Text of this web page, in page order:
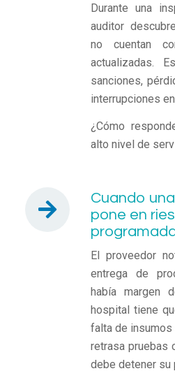
Durante una
auditor
no cuentan
actualizadas.
sanciones,
interrupciones
¿Cómo
alto nivel de
Cuando
pone en
El proveedor
entrega de
había margen
hospital tiene
falta de
retrasa pruebas
debe detener su